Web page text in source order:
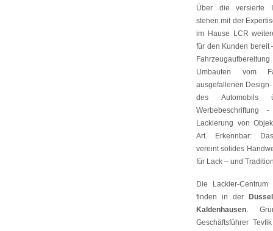
Über die versierte
stehen mit der
im Hause LCR
für den Kunden bereit
Umbauten vom
ausgefallenen
des Automobils
Werbebeschriftung
Lackierung von
Art. Erkennbar:
vereint solides
für Lack – und
Die Lackier-
finden in der
Kaldenhausen.
Geschäftsführer